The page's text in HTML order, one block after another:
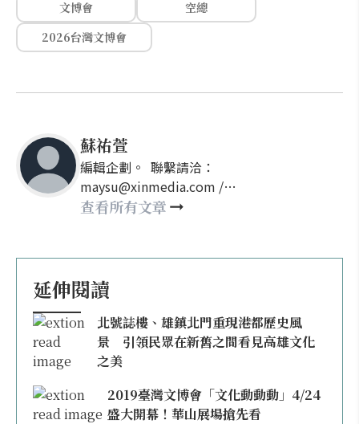
文博會
空總
2026台灣文博會
蘇祐萱
編輯企劃。 聯繫請洽：
maysu@xinmedia.com /
may860527@gmail.com
查看所有文章
延伸閱讀
北號誌樓、雄鎮北門重現港都歷史風
景 引領民眾在新舊之間看見高雄文化
之美
2019臺灣文博會「文化動動動」4/24
盛大開幕！華山展場搶先看